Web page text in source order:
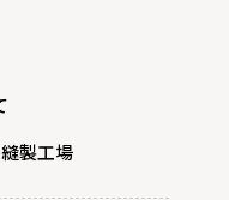
製工場